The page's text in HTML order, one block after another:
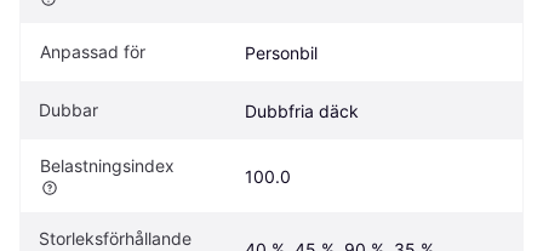
Anpassad för Personbil
Dubbar Dubbfria däck
Belastningsindex
100.0
Storleksförhållande